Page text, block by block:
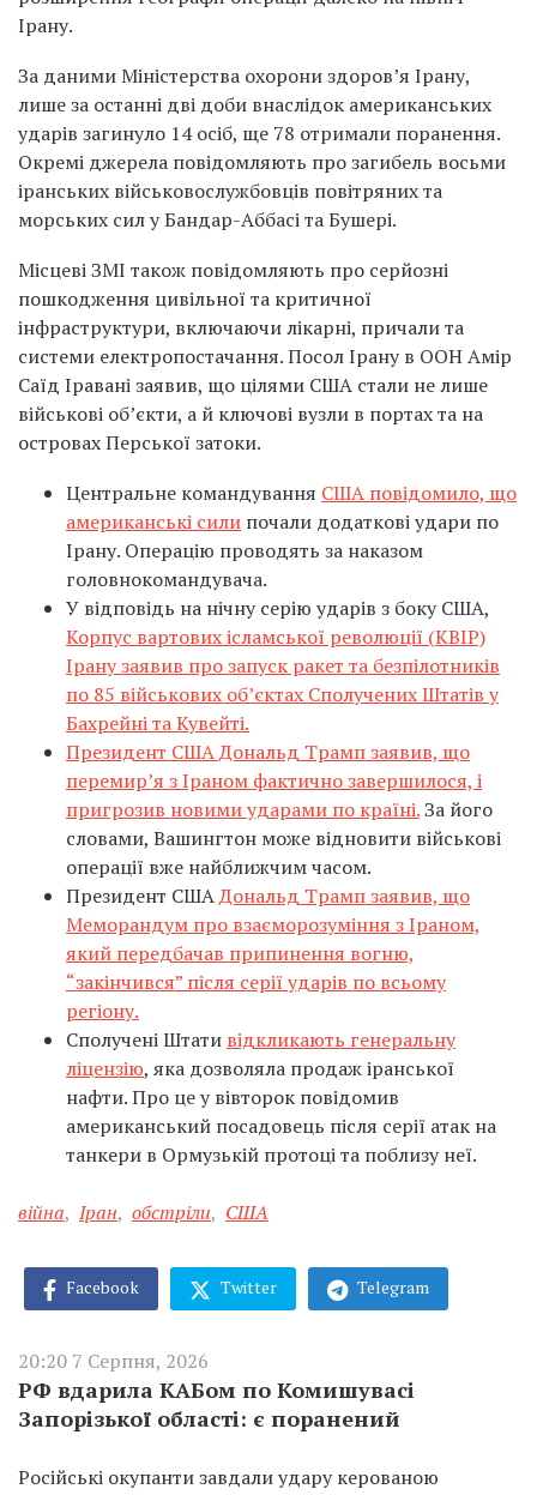
Ірану.
За даними Міністерства охорони здоров’я Ірану,
лише за останні дві доби внаслідок американських
ударів загинуло 14 осіб, ще 78 отримали поранення.
Окремі джерела повідомляють про загибель восьми
іранських військовослужбовців повітряних та
морських сил у Бандар-Аббасі та Бушері.
Місцеві ЗМІ також повідомляють про серйозні
пошкодження цивільної та критичної
інфраструктури, включаючи лікарні, причали та
системи електропостачання. Посол Ірану в ООН Амір
Саїд Іравані заявив, що цілями США стали не лише
військові об’єкти, а й ключові вузли в портах та на
островах Перської затоки.
Центральне командування США повідомило, що
американські сили почали додаткові удари по
Ірану. Операцію проводять за наказом
головнокомандувача.
У відповідь на нічну серію ударів з боку США,
Корпус вартових ісламської революції (КВІР)
Ірану заявив про запуск ракет та безпілотників
по 85 військових об’єктах Сполучених Штатів у
Бахрейні та Кувейті.
Президент США Дональд Трамп заявив, що
перемир’я з Іраном фактично завершилося, і
пригрозив новими ударами по країні.За його
словами, Вашингтон може відновити військові
операції вже найближчим часом.
Президент СШАДональд Трамп заявив, що
Меморандум про взаєморозуміння з Іраном,
який передбачав припинення вогню,
“закінчився” після серії ударів по всьому
регіону.
Сполучені Штати відкликають генеральну
ліцензію, яка дозволяла продаж іранської
нафти. Про це у вівторок повідомив
американський посадовець після серії атак на
танкери в Ормузькій протоці та поблизу неї.
війна, Іран, обстріли, США
Facebook Twitter Telegram
20:20 7 Серпня, 2026
РФ вдарила КАБом по Комишувасі
Запорізької області: є поранений
Російські окупанти завдали удару керованою